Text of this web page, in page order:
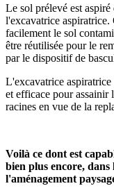
Le sol prélevé est
l'excavatrice
facilement le sol
être réutilisée pour le
par le dispositif de
L'excavatrice
et efficace pour assainir
racines en vue de la
Voilà ce dont est
bien plus encore,
l'aménagement